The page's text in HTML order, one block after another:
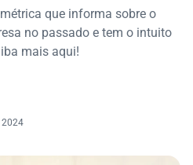
que informa sobre o
no passado e tem o intuito
mais aqui!
2024